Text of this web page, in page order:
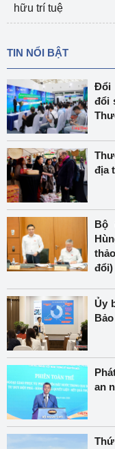
hữu trí tuệ
TIN NỔI BẬT
Đổi
đổi
địa
Bộ
đổi)
Ủy
an